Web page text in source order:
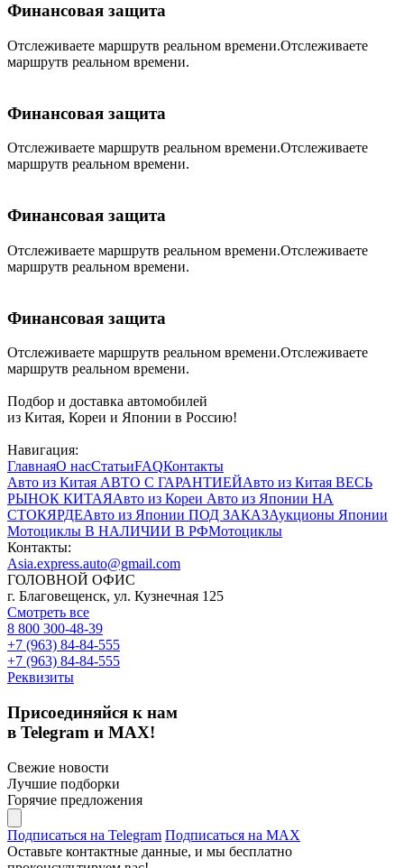
Финансовая защита
Отслеживаете маршрутв реальном времени.Отслеживаете
маршрутв реальном времени.
Финансовая защита
Отслеживаете маршрутв реальном времени.Отслеживаете
маршрутв реальном времени.
Финансовая защита
Отслеживаете маршрутв реальном времени.Отслеживаете
маршрутв реальном времени.
Финансовая защита
Отслеживаете маршрутв реальном времени.Отслеживаете
маршрутв реальном времени.
Подбор и доставка автомобилей
из Китая, Кореи и Японии в Россию!
Навигация:
ГлавнаяО насСтатьиFAQКонтакты
Авто из Китая АВТО С ГАРАНТИЕЙАвто из Китая ВЕСЬ
РЫНОК КИТАЯАвто из Кореи Авто из Японии НА
СТОКЯРДЕАвто из Японии ПОД ЗАКАЗАукционы Японии
Мотоциклы В НАЛИЧИИ В РФМотоциклы
Контакты:
Asia.express.auto@gmail.com
ГОЛОВНОЙ ОФИС
г. Благовещенск, ул. Кузнечная 125
Смотреть все
8 800 300-48-39
+7 (963) 84-84-555
+7 (963) 84-84-555
Реквизиты
Присоединяйся к нам
в Telegram и MAX!
Свежие новости
Лучшие подборки
Горячие предложения
Подписаться на Telegram Подписаться на MAX
Оставьте контактные данные, и мы бесплатно